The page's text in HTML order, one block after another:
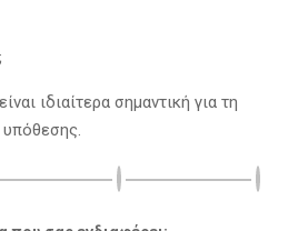
ιδιαίτερα σημαντική για τη
υπόθεσης.